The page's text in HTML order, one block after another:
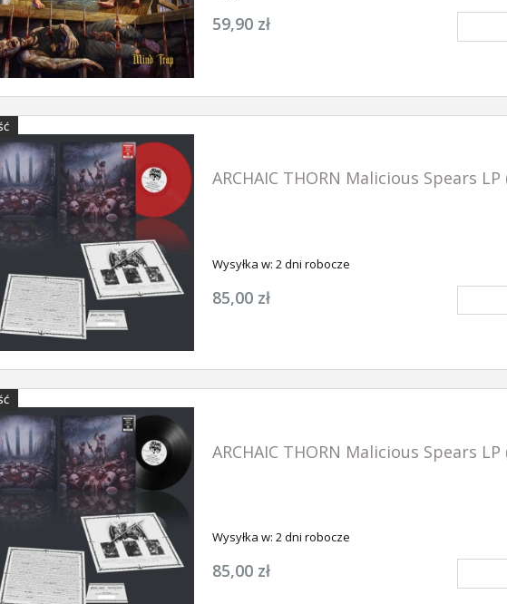
59,90 zł
ARCHAIC THORN Malicious Spears LP
Wysyłka w: 2 dni robocze
85,00 zł
ARCHAIC THORN Malicious Spears LP
Wysyłka w: 2 dni robocze
85,00 zł